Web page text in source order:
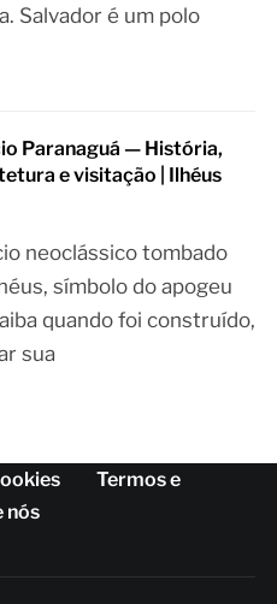
Salvador é um polo
Paranaguá — História,
e visitação | Ilhéus
neoclássico tombado
símbolo do apogeu
quando foi construído,
sua
Termos e
nós